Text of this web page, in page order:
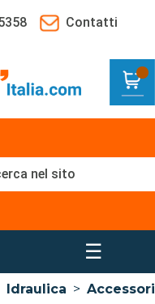
Contatti
☰
Idraulica > Accessori